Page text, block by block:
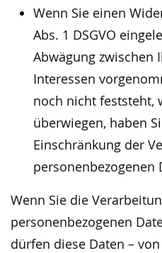
Wenn Sie einen
Abs. 1 DSGVO
Abwägung zwischen
Interessen
noch nicht feststeht,
überwiegen, haben
Einschränkung der
personenbezogenen
Wenn Sie die
personenbezogenen
dürfen diese Daten –